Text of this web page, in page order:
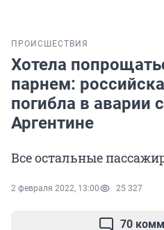
ПРОИСШЕСТВИЯ
Хотела
парнем:
погибла в аварии
Аргентине
Все остальные
2 февраля 2022, 13:00 25 327
70